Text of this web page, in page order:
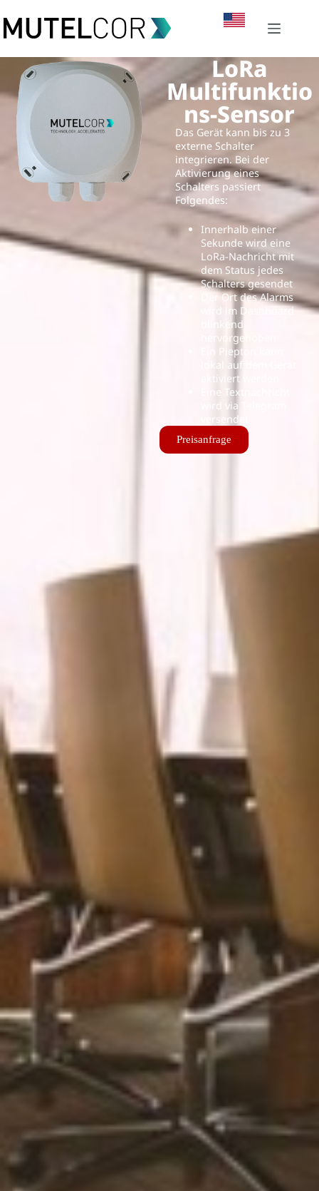
LoRa
Multifunktio
ns-Sensor
Das Gerät kann bis zu 3
externe Schalter
integrieren. Bei der
Aktivierung eines
Schalters passiert
Folgendes:
Innerhalb einer
Sekunde wird eine
LoRa-Nachricht mit
dem Status jedes
Schalters gesendet
Der Ort des Alarms
wird im Dashboard
blinkend
hervorgehoben
Ein Piepton kann
lokal auf dem Gerät
aktiviert werden
Eine Textnachricht
wird via Telegram
versendet
Preisanfrage